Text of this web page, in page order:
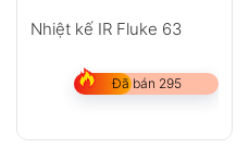
lợi, dễ sử dụng
đảm bảo an toàn khi
8%
Nhiệt kế IR Fluke 63
Đã bán 295